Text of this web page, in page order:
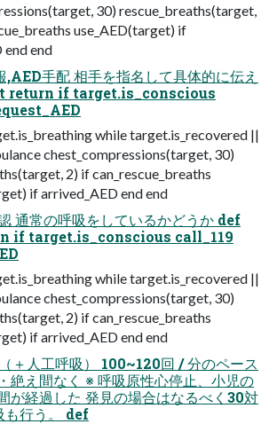
30) rescue_breaths(target,
use_AED(target) if
end end
,AED手配 相手を指名して具体的に伝え
return if target.is_conscious
while target.is_recovered ||
chest_compressions(target, 30)
2) if can_rescue_breaths
if arrived_AED end end
通常の呼吸をしているかどうか def
if target.is_conscious call_119
while target.is_recovered ||
chest_compressions(target, 30)
2) if can_rescue_breaths
if arrived_AED end end
＋人工呼吸） 100~120回 / 分のペース
絶え間なく ※ 呼吸原性心停止、小児の
が経過した 発見の場合はなるべく30対
も行う。 def